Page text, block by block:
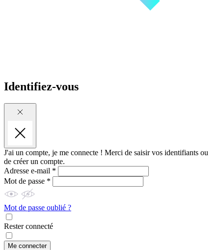
Identifiez-vous
J'ai un compte, je me connecte ! Merci de saisir vos identifiants ou
de créer un compte.
Adresse e-mail *
Mot de passe *
Mot de passe oublié ?
Rester connecté
Me connecter